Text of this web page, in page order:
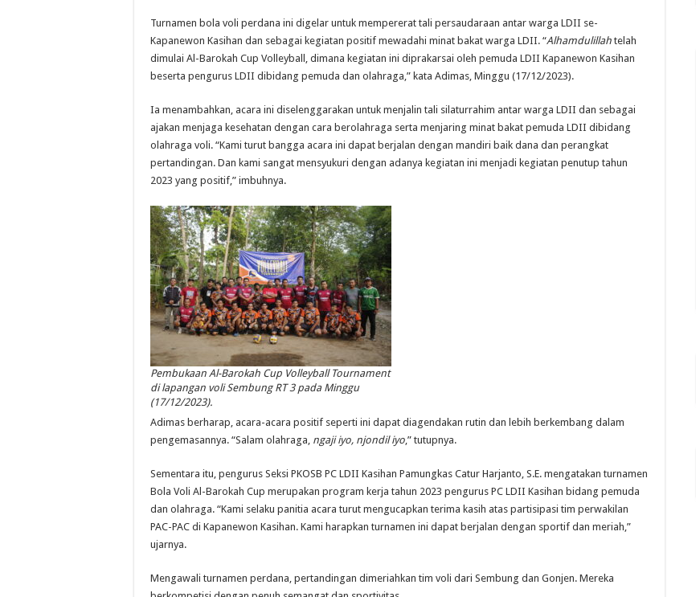
Turnamen bola voli perdana ini digelar untuk mempererat tali persaudaraan antar warga LDII se-
Kapanewon Kasihan dan sebagai kegiatan positif mewadahi minat bakat warga LDII. “Alhamdulillah telah
dimulai Al-Barokah Cup Volleyball, dimana kegiatan ini diprakarsai oleh pemuda LDII Kapanewon Kasihan
beserta pengurus LDII dibidang pemuda dan olahraga,” kata Adimas, Minggu (17/12/2023).
Ia menambahkan, acara ini diselenggarakan untuk menjalin tali silaturrahim antar warga LDII dan sebagai
ajakan menjaga kesehatan dengan cara berolahraga serta menjaring minat bakat pemuda LDII dibidang
olahraga voli. “Kami turut bangga acara ini dapat berjalan dengan mandiri baik dana dan perangkat
pertandingan. Dan kami sangat mensyukuri dengan adanya kegiatan ini menjadi kegiatan penutup tahun
2023 yang positif,” imbuhnya.
Pembukaan Al-Barokah Cup Volleyball Tournament
di lapangan voli Sembung RT 3 pada Minggu
(17/12/2023).
Adimas berharap, acara-acara positif seperti ini dapat diagendakan rutin dan lebih berkembang dalam
pengemasannya. “Salam olahraga, ngaji iyo, njondil iyo,” tutupnya.
Sementara itu, pengurus Seksi PKOSB PC LDII Kasihan Pamungkas Catur Harjanto, S.E. mengatakan turnamen
Bola Voli Al-Barokah Cup merupakan program kerja tahun 2023 pengurus PC LDII Kasihan bidang pemuda
dan olahraga. “Kami selaku panitia acara turut mengucapkan terima kasih atas partisipasi tim perwakilan
PAC-PAC di Kapanewon Kasihan. Kami harapkan turnamen ini dapat berjalan dengan sportif dan meriah,”
ujarnya.
Mengawali turnamen perdana, pertandingan dimeriahkan tim voli dari Sembung dan Gonjen. Mereka